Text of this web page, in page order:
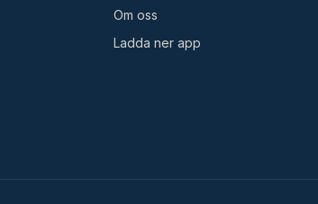
Om oss
Ladda ner app